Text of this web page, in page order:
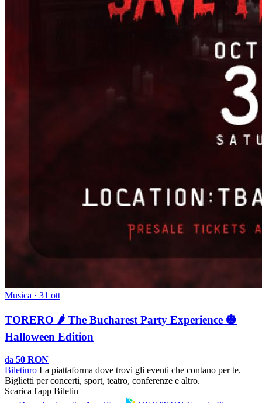
Musica · 31 ott
TORERO 🌶️ The Bucharest Party Experience 🎃
Halloween Edition
da 50 RON
Biletinro La piattaforma dove trovi gli eventi che contano per te.
Biglietti per concerti, sport, teatro, conferenze e altro.
Scarica l'app Biletin